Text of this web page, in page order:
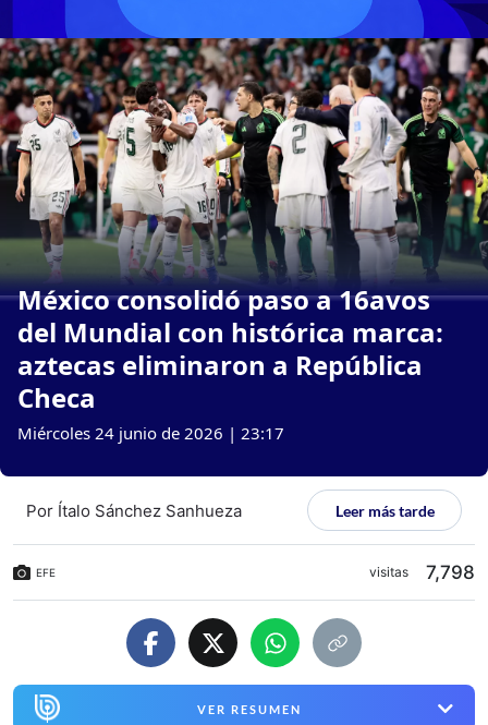
México consolidó paso a 16avos
del Mundial con histórica marca:
aztecas eliminaron a República
Checa
Miércoles 24 junio de 2026 | 23:17
Por Ítalo Sánchez Sanhueza Leer más tarde
EFE visitas 7,798
VER RESUMEN